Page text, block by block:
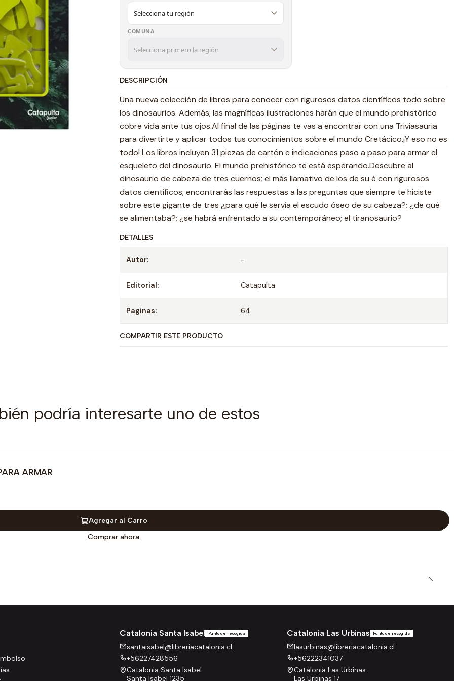
COMUNA
DESCRIPCIÓN
Una nueva colección de libros para conocer con rigurosos datos científicos todo sobre
los dinosaurios. Además; las magníficas ilustraciones harán que el mundo prehistórico
cobre vida ante tus ojos.Al final de las páginas te vas a encontrar con una Triviasauria
para divertirte y aplicar todos tus conocimientos sobre el mundo Cretácico.¡Y eso no es
todo! Los libros incluyen 31 piezas de cartón e indicaciones paso a paso para armar el
esqueleto del dinosaurio. El mundo prehistórico te está esperando.Descubre al
dinosaurio de cabeza de tres cuernos; el más llamativo de los de su é con rigurosos
datos científicos; encontrarás las respuestas a las preguntas que siempre te hiciste
sobre este gigante de tres ¿para qué le servía el escudo óseo de su cabeza?; ¿de qué
se alimentaba?; ¿se habrá enfrentado a su contemporáneo; el tiranosaurio?
DETALLES
Autor: -
Editorial: Catapulta
Paginas: 64
COMPARTIR ESTE PRODUCTO
podría interesarte uno de estos
ARMAR
Agregar al Carro
Comprar ahora
Catalonia Santa Isabel Punto de recogida
santaisabel@libreriacatalonia.cl
+56227428556
Catalonia Santa Isabel
Santa Isabel 1235
Catalonia Las Urbinas Punto de recogida
lasurbinas@libreriacatalonia.cl
+56222341037
Catalonia Las Urbinas
Las Urbinas 17